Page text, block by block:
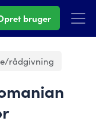
bruger
rådgivning